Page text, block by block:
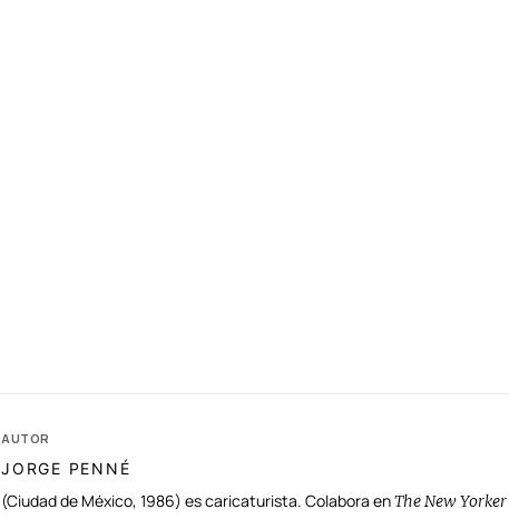
AUTOR
JORGE PENNÉ
(Ciudad de México, 1986) es caricaturista. Colabora enThe New Yorker